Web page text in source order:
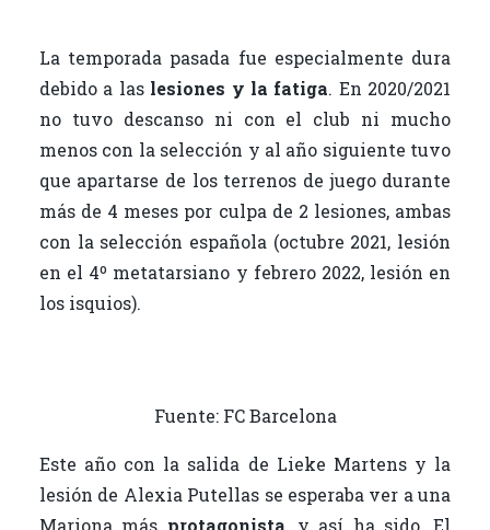
La temporada pasada fue especialmente dura
debido a las lesiones y la fatiga. En 2020/2021
no tuvo descanso ni con el club ni mucho
menos con la selección y al año siguiente tuvo
que apartarse de los terrenos de juego durante
más de 4 meses por culpa de 2 lesiones, ambas
con la selección española (octubre 2021, lesión
en el 4º metatarsiano y febrero 2022, lesión en
los isquios).
Fuente: FC Barcelona
Este año con la salida de Lieke Martens y la
lesión de Alexia Putellas se esperaba ver a una
Mariona más protagonista, y así ha sido. El